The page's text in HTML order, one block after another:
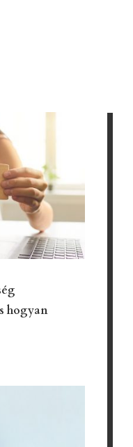
hogyan